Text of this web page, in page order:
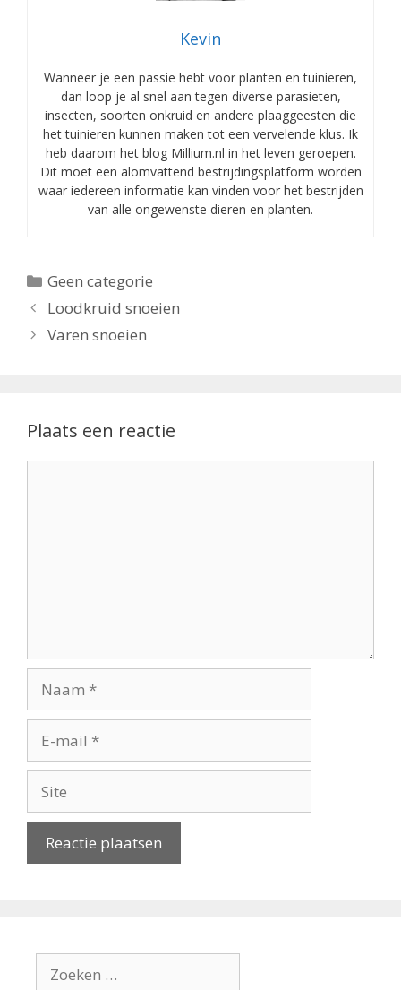
Kevin
Wanneer je een passie hebt voor planten en tuinieren,
dan loop je al snel aan tegen diverse parasieten,
insecten, soorten onkruid en andere plaaggeesten die
het tuinieren kunnen maken tot een vervelende klus. Ik
heb daarom het blog Millium.nl in het leven geroepen.
Dit moet een alomvattend bestrijdingsplatform worden
waar iedereen informatie kan vinden voor het bestrijden
van alle ongewenste dieren en planten.
Categorieën
Geen categorie
Loodkruid snoeien
Varen snoeien
Plaats een reactie
mail